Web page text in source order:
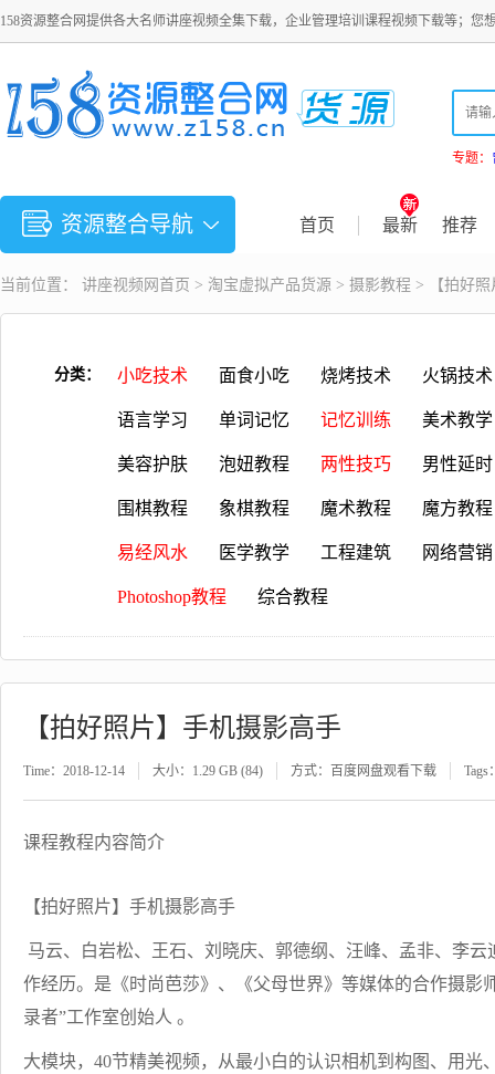
158资源整合网提供各大名师讲座视频全集下载，企业管理培训课程视频下载等；您
专题：
资源整合导航 首页 最新 推荐
当前位置： 讲座视频 网首页 > 淘宝虚拟产品货源 > 摄影教程 > 【拍好
分类： 小吃技术 面食小吃 烧烤技术 火锅技术
语言学习 单词记忆 记忆训练 美术教学
美容护肤 泡妞教程 两性技巧 男性延时
围棋教程 象棋教程 魔术教程 魔方教程
易经风水 医学教学 工程建筑 网络营销
Photoshop教程 综合教程
【拍好照片】手机摄影高手
Time：2018-12-14 大小：1.29 GB (84) 方式：百度网盘观看下载 Tags
课程教程内容简介
【拍好照片】手机摄影高手
马云、白岩松、王石、刘晓庆、郭德纲、汪峰、孟非、李
作经历。是《时尚芭莎》、《父母世界》等媒体的合作摄影
录者”工作室创始人 。
大模块，40节精美视频，从最小白的认识相机到构图、用